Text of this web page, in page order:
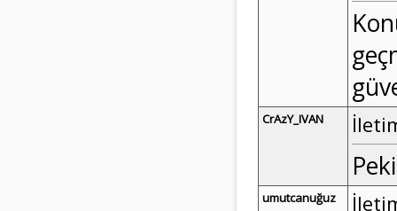
CrAzY_IVAN
umutcanuğuz